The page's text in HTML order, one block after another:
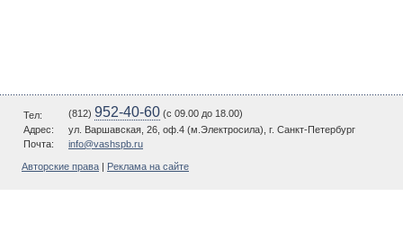
Тел: (812) 952-40-60 (c 09.00 до 18.00)
Адрес:
ул. Варшавская, 26, оф.4 (м.Электросила), г. Санкт-Петербург
Почта:
info@vashspb.ru
Авторские права Реклама на сайте